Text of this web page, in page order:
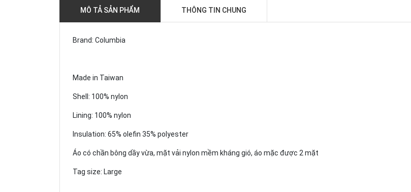
MÔ TẢ SẢN PHẨM THÔNG TIN CHUNG
Brand: Columbia
Made in Taiwan
Shell: 100% nylon
Lining: 100% nylon
Insulation: 65% olefin 35% polyester
Áo có chần bông dầy vừa, mặt vải nylon mềm kháng gió, áo mặc được 2 mặt
Tag size: Large